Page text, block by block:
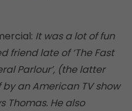
It was a lot of fun
friend late of ‘The Fast
Parlour’, (the latter
an American TV show
Thomas. He also